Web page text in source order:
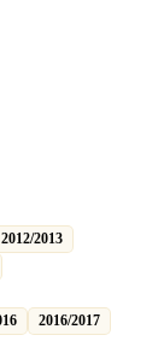
2012/2013
2016/2017